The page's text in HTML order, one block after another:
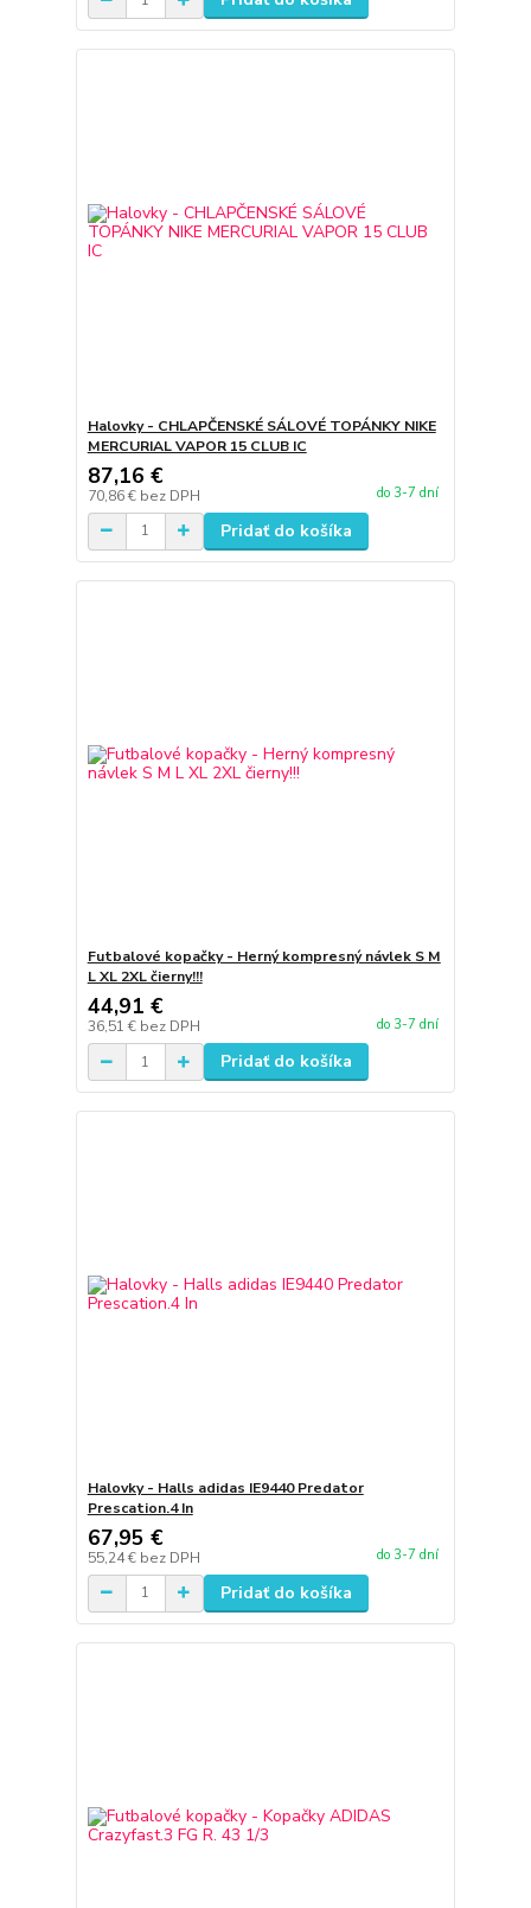
Halovky - CHLAPČENSKÉ SÁLOVÉ TOPÁNKY NIKE
MERCURIAL VAPOR 15 CLUB IC
87,16 €
70,86 € bez DPH do 3-7 dní
Pridať do košíka
Futbalové kopačky - Herný kompresný návlek S M
L XL 2XL čierny!!!
44,91 €
36,51 € bez DPH do 3-7 dní
Pridať do košíka
Halovky - Halls adidas IE9440 Predator
Prescation.4 In
67,95 €
55,24 € bez DPH do 3-7 dní
Pridať do košíka